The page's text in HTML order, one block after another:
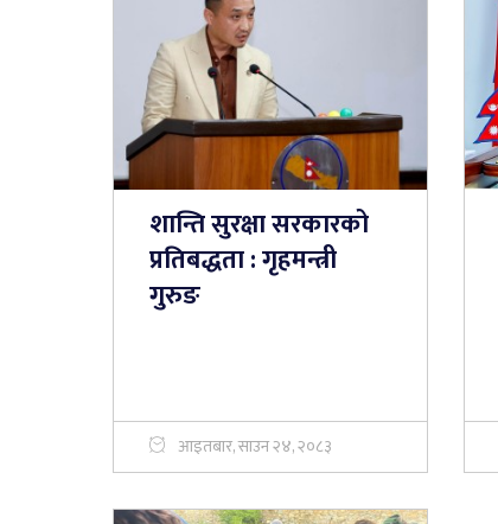
शान्ति सुरक्षा सरकारको
प्रतिबद्धता : गृहमन्त्री
गुरुङ
आइतबार, साउन २४, २०८३